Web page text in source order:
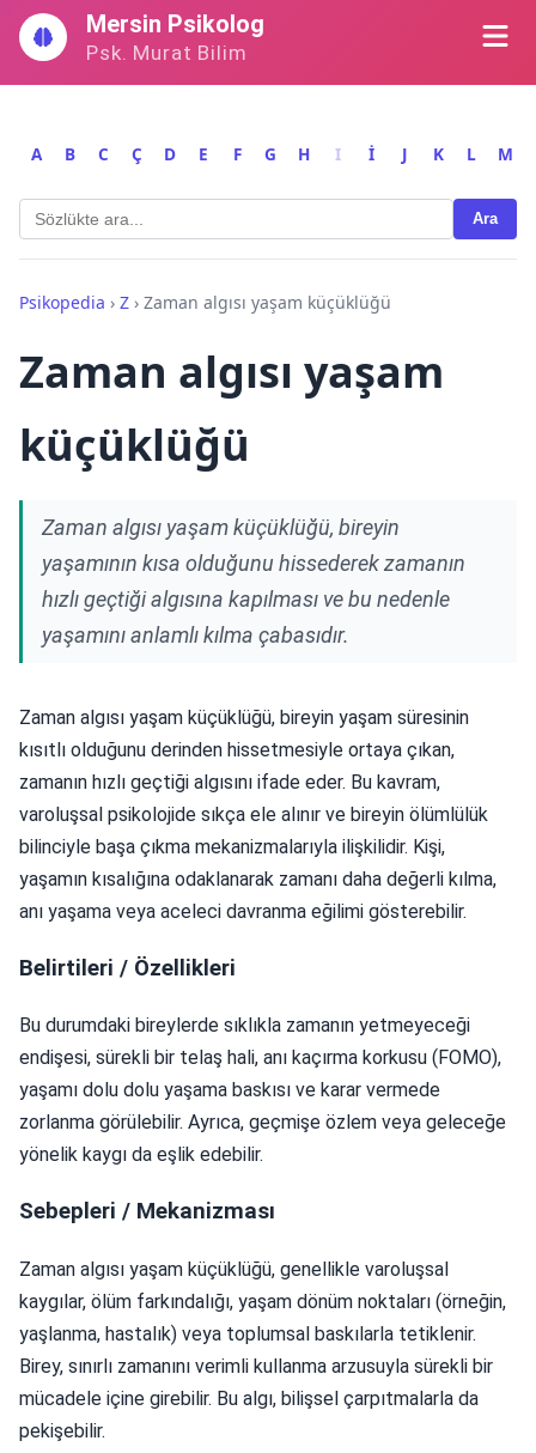
İçeriğe
geç
Mersin Psikolog
Psk. Murat Bilim
A B C Ç D E F G H I İ J K L M
Ara
Psikopedia › Z › Zaman algısı yaşam küçüklüğü
Zaman algısı yaşam
küçüklüğü
Zaman algısı yaşam küçüklüğü, bireyin
yaşamının kısa olduğunu hissederek zamanın
hızlı geçtiği algısına kapılması ve bu nedenle
yaşamını anlamlı kılma çabasıdır.
Zaman algısı yaşam küçüklüğü, bireyin yaşam süresinin
kısıtlı olduğunu derinden hissetmesiyle ortaya çıkan,
zamanın hızlı geçtiği algısını ifade eder. Bu kavram,
varoluşsal psikolojide sıkça ele alınır ve bireyin ölümlülük
bilinciyle başa çıkma mekanizmalarıyla ilişkilidir. Kişi,
yaşamın kısalığına odaklanarak zamanı daha değerli kılma,
anı yaşama veya aceleci davranma eğilimi gösterebilir.
Belirtileri / Özellikleri
Bu durumdaki bireylerde sıklıkla zamanın yetmeyeceği
endişesi, sürekli bir telaş hali, anı kaçırma korkusu (FOMO),
yaşamı dolu dolu yaşama baskısı ve karar vermede
zorlanma görülebilir. Ayrıca, geçmişe özlem veya geleceğe
yönelik kaygı da eşlik edebilir.
Sebepleri / Mekanizması
Zaman algısı yaşam küçüklüğü, genellikle varoluşsal
kaygılar, ölüm farkındalığı, yaşam dönüm noktaları (örneğin,
yaşlanma, hastalık) veya toplumsal baskılarla tetiklenir.
Birey, sınırlı zamanını verimli kullanma arzusuyla sürekli bir
mücadele içine girebilir. Bu algı, bilişsel çarpıtmalarla da
pekişebilir.